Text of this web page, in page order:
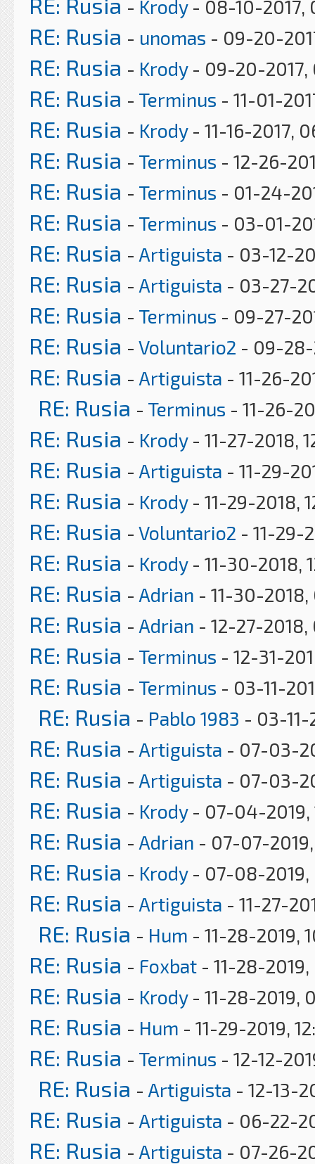
- Krody- 08-10-2017,
RE: Rusia - unomas - 09-20-
RE: Rusia - Krody- 09-20-2017,
RE: Rusia - Terminus - 11-01-
RE: Rusia - Krody- 11-16-2017,
RE: Rusia - Terminus - 12-26-
RE: Rusia - Terminus - 01-24-
RE: Rusia - Terminus - 03-01-
RE: Rusia - Artiguista - 03-12-
RE: Rusia - Artiguista - 03-27-
RE: Rusia - Terminus - 09-27-
RE: Rusia - Voluntario2 - 09-28-
RE: Rusia - Artiguista - 11-26-
RE: Rusia - Terminus - 11-26-
RE: Rusia - Krody- 11-27-2018,
RE: Rusia - Artiguista - 11-29-
RE: Rusia - Krody- 11-29-2018,
RE: Rusia - Voluntario2 - 11-29-
RE: Rusia - Krody- 11-30-2018,
RE: Rusia - Adrian - 11-30-
RE: Rusia - Adrian - 12-27-
RE: Rusia - Terminus - 12-31-
RE: Rusia - Terminus - 03-11-
RE: Rusia - Pablo 1983 - 03-11-
RE: Rusia - Artiguista - 07-03-
RE: Rusia - Artiguista - 07-03-
RE: Rusia - Krody- 07-04-2019,
RE: Rusia - Adrian - 07-07-2019,
RE: Rusia - Krody- 07-08-2019,
RE: Rusia - Artiguista - 11-27-
RE: Rusia - Hum - 11-28-2019,
RE: Rusia - Foxbat - 11-28-
RE: Rusia - Krody- 11-28-2019,
RE: Rusia - Hum - 11-29-2019,
RE: Rusia - Terminus - 12-12-
RE: Rusia - Artiguista - 12-13-
RE: Rusia - Artiguista - 06-22-
RE: Rusia - Artiguista - 07-26-